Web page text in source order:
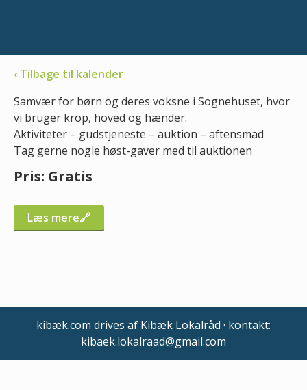
‹ Tilbage til kalender
Samvær for børn og deres voksne i Sognehuset, hvor
vi bruger krop, hoved og hænder.
Aktiviteter – gudstjeneste – auktion – aftensmad
Tag gerne nogle høst-gaver med til auktionen
Pris: Gratis
Læs mere
kibæk.com drives af Kibæk Lokalråd · kontakt:
kibaek.lokalraad@gmail.com